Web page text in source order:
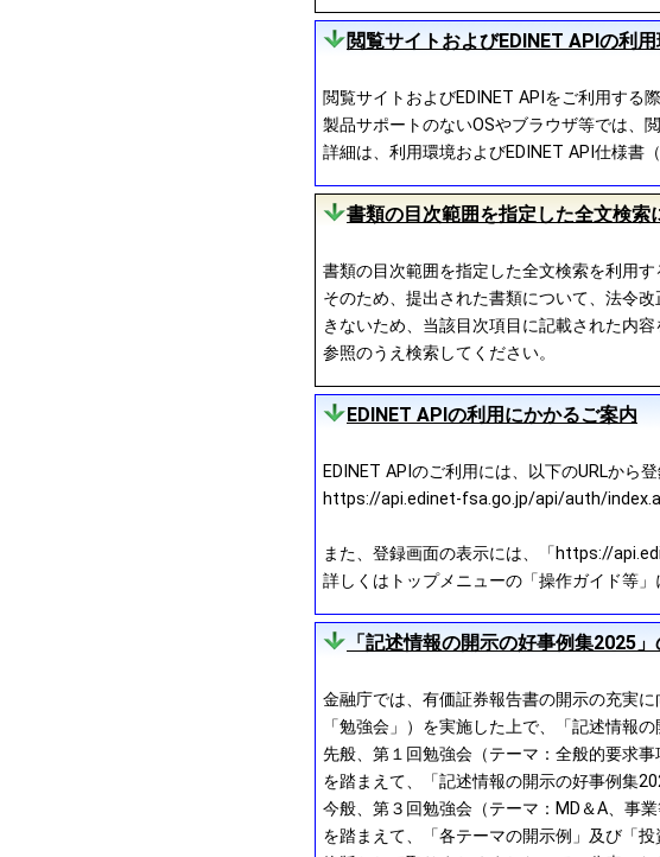
閲覧サイトおよびEDINET APIの利
閲覧サイトおよびEDINET APIをご利用する
製品サポートのないOSやブラウザ等では、
詳細は、利用環境およびEDINET API仕様書
書類の目次範囲を指定した全文検索
書類の目次範囲を指定した全文検索を利用
そのため、提出された書類について、法令
きないため、当該目次項目に記載された内
参照のうえ検索してください。
EDINET APIの利用にかかるご案内
EDINET APIのご利用には、以下のURLから
https://api.edinet-fsa.go.jp/api/auth/
また、登録画面の表示には、「https://
詳しくはトップメニューの「操作ガイド等
「記述情報の開示の好事例集2025
金融庁では、有価証券報告書の開示の充実
「勉強会」）を実施した上で、「記述情報
先般、第１回勉強会（テーマ：全般的要求
を踏まえて、「記述情報の開示の好事例集
今般、第３回勉強会（テーマ：MD＆A、事
を踏まえて、「各テーマの開示例」及び「